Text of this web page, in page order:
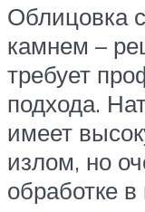
Облицовка
камнем –
требует
подхода.
имеет
излом, но
обработке в